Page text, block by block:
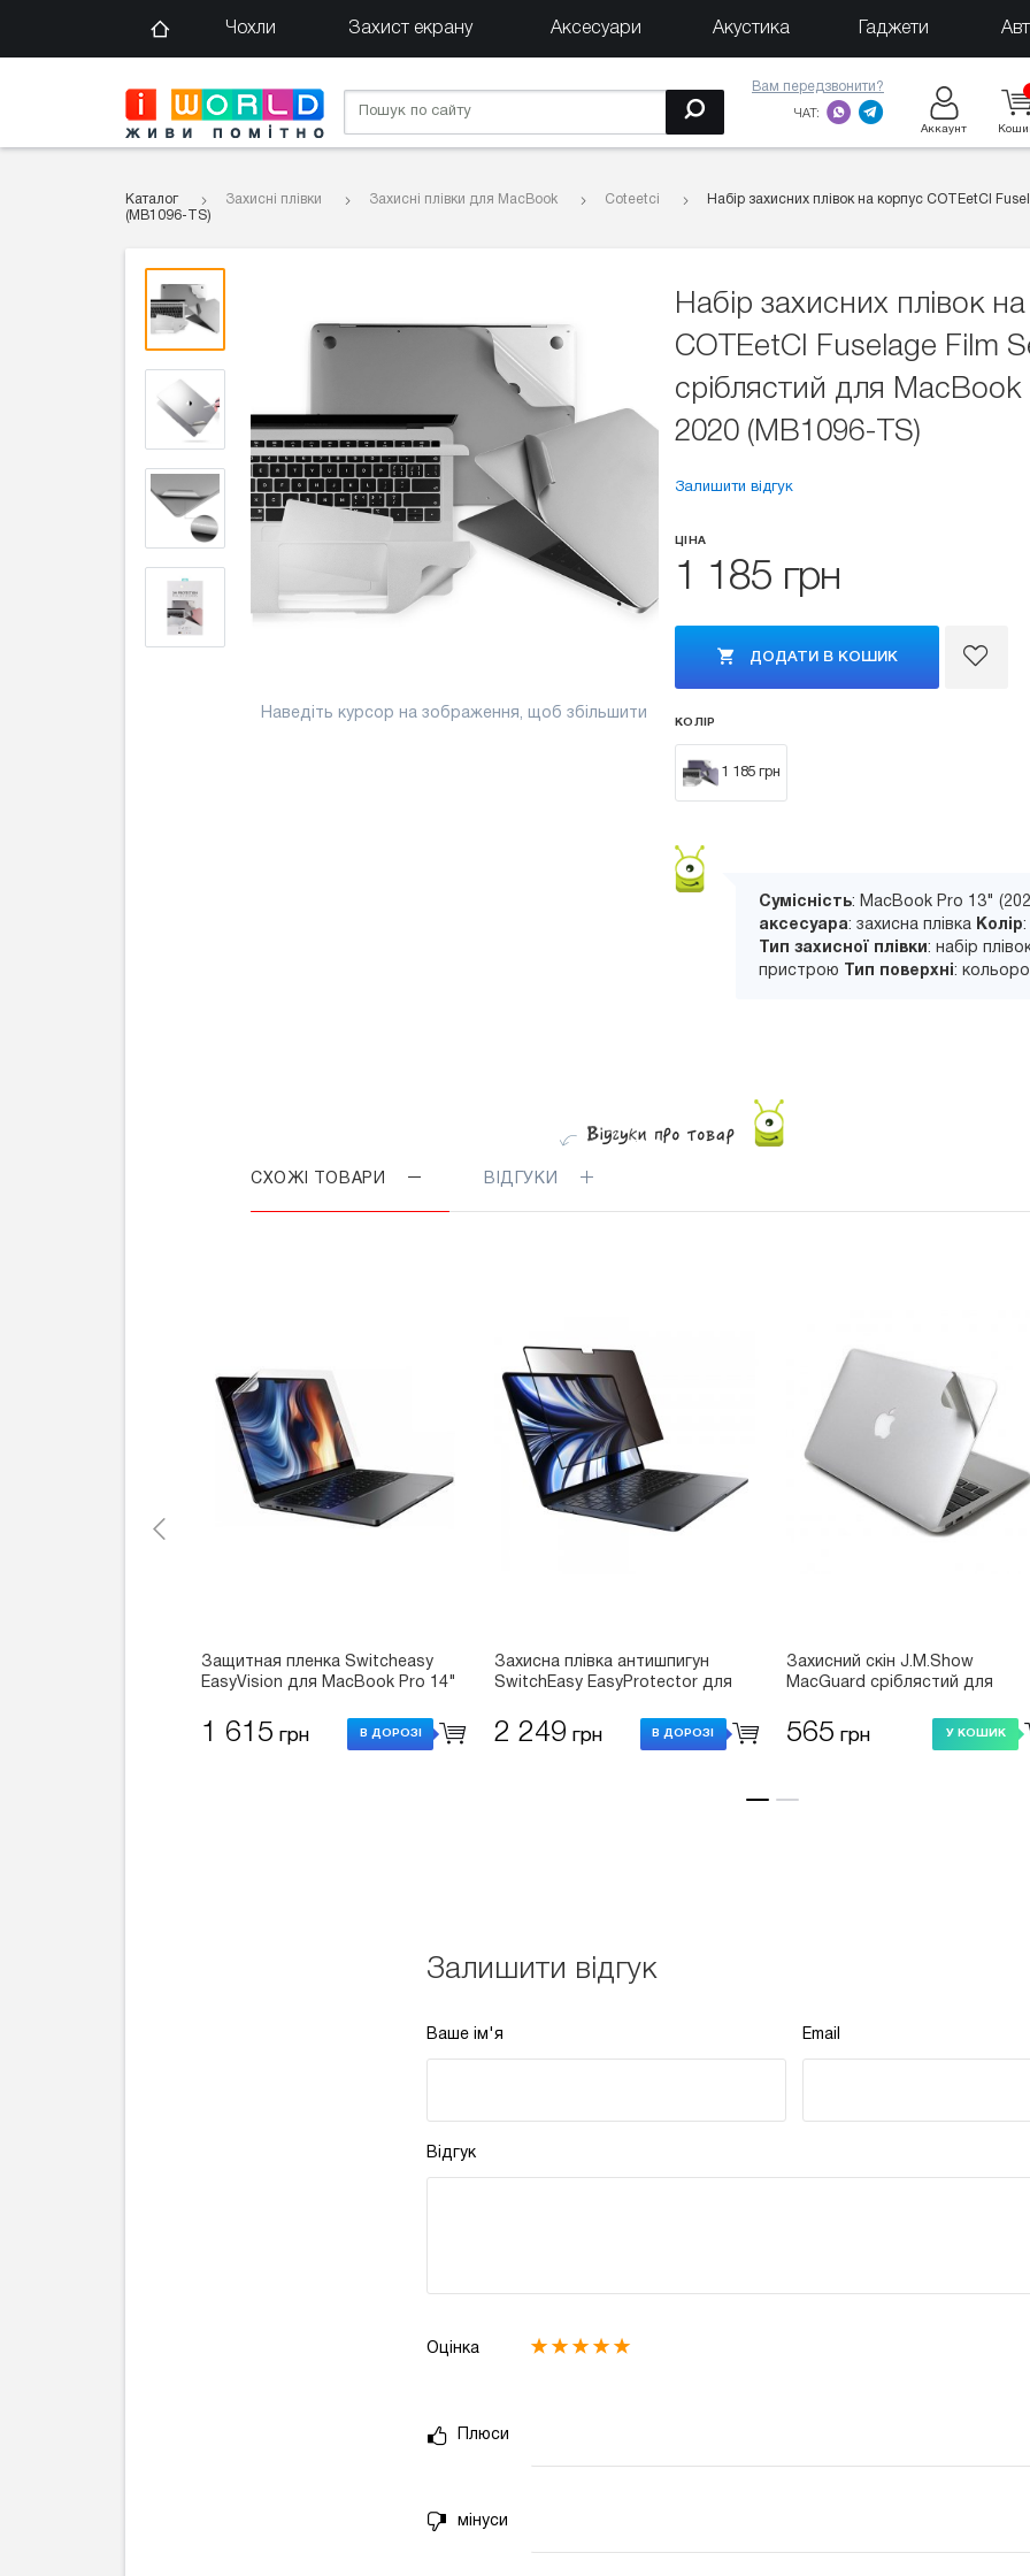
Чохли Захист екрану Аксесуари Акустика Гаджети
Вам передзвонити?
ЧАТ:
Аккаунт
Каталог Захисні плівки Захисні плівки для MacBook Coteetci
Набір захисних плівок на корпус COTEetCI
(MB1096-TS)
Наведіть курсор на зображення, щоб збільшити
Набір захисних плівок
COTEetCI Fuselage Film
сріблястий для MacBook
2020 (MB1096-TS)
Залишити відгук
ЦІНА
1 185 грн
ДОДАТИ В КОШИК
КОЛІР
1 185 грн
Сумісність: MacBook Pro 13"
аксесуара: захисна плівка Колір:
Тип захисної плівки: набір
пристрою
Тип поверхні:
СХОЖІ ТОВАРИ ВІДГУКИ
Защитная пленка Switcheasy
EasyVision для MacBook Pro 14"
1 615 грн В ДОРОЗІ
Захисна плівка антишпигун
SwitchEasy EasyProtector для
M4/M3/M2) (SMB136056TR22)
2 249 грн В ДОРОЗІ
Захисний скін J.M.Show
МасGuard сріблястий для
565 грн У КОШИК
Залишити відгук
Ваше ім'я Email
Відгук
Оцінка
Плюси
мінуси